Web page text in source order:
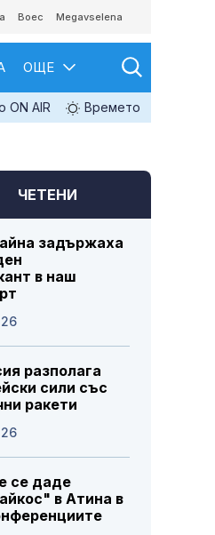
Boec Megavselena
ОЩЕ
ON AIR Времето
ЧЕТЕНИ
задържаха
в наш
разполага
сили със
ракети
се даде
в Атина в